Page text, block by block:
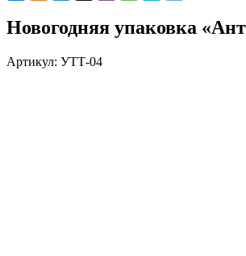
Новогодняя упаковка
Артикул: УТТ-04